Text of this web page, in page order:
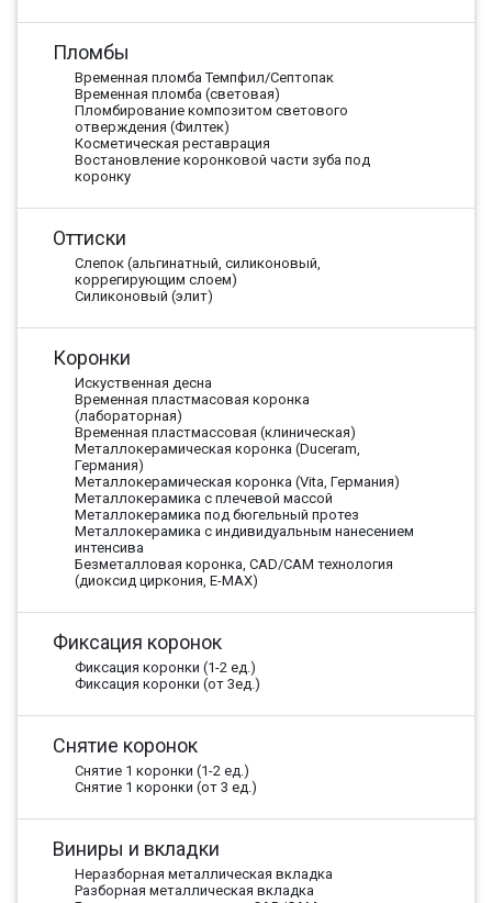
Пломбы
Временная пломба Темпфил/Септопак
Временная пломба (световая)
Пломбирование композитом светового
отверждения (Филтек)
Косметическая реставрация
Востановление коронковой части зуба под
коронку
Оттиски
Слепок (альгинатный, силиконовый,
коррегирующим слоем)
Силиконовый (элит)
Коронки
Искуственная десна
Временная пластмасовая коронка
(лабораторная)
Временная пластмассовая (клиническая)
Металлокерамическая коронка (Duceram,
Германия)
Металлокерамическая коронка (Vita, Германия)
Металлокерамика с плечевой массой
Металлокерамика под бюгельный протез
Металлокерамика с индивидуальным нанесением
интенсива
Безметалловая коронка, CAD/CAM технология
(диоксид циркония, E-MAX)
Фиксация коронок
Фиксация коронки (1-2 ед.)
Фиксация коронки (от 3ед.)
Снятие коронок
Снятие 1 коронки (1-2 ед.)
Снятие 1 коронки (от 3 ед.)
Виниры и вкладки
Неразборная металлическая вкладка
Разборная металлическая вкладка